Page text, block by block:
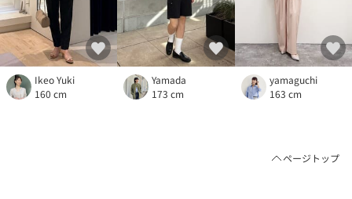
Ikeo Yuki
160 cm
Yamada
173 cm
yamaguchi
163 cm
ページトップ